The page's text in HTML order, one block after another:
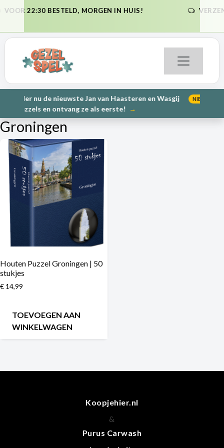
MORGEN IN HUIS!
VERZENDKOSTEN NL
VORIGE
Jan van Haasteren en Wasgij
ze als eerste! →
NIEUW
PRE-ORDER:
Groningen
Houten Puzzel Groningen | 50
stukjes
€ 14,99
TOEVOEGEN AAN
WINKELWAGEN
Koopjehier.nl
&
Purus Carwash